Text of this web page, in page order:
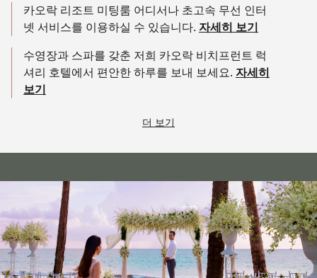
카오락 리조트 미팅룸 어디서나 초고속 무선 인터
넷 서비스를 이용하실 수 있습니다. 자세히 보기
수영장과 스파를 갖춘 저희 카오락 비치프런트 럭
셔리 호텔에서 편안한 하루를 보내 보세요. 자세히
보기
더 보기